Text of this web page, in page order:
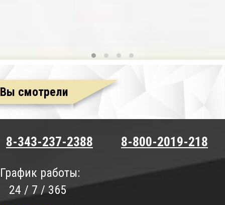
Вы смотрели
8-343-237-2388 8-800-2019-218
График работы:
24 / 7 / 365